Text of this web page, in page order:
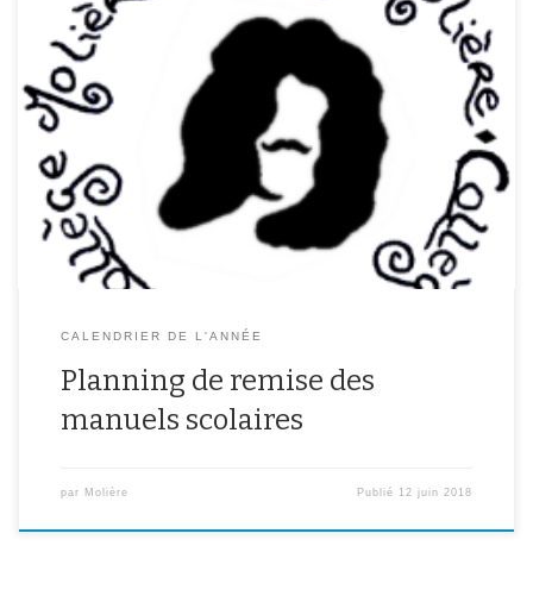
Classes de 6ème : Mardi 19 juin Classe Horaires Professeur
mobilisé 6A M2 (8h55) M. Jaubert 6B M2 (9h30) M. Collin 6C M4
(11h) Mme Boulard 6D S1 (13h30) Mme Calabre 6E M3 (10h15)
Mme Hurtevent 6F S1 (14h00) Mme Baudonnel 6G S2 (14h30) M.
Chantal Classes de […]
CALENDRIER DE L'ANNÉE
Planning de remise des
manuels scolaires
par Molière Publié 12 juin 2018